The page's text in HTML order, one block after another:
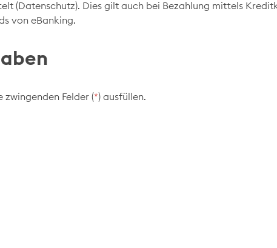
(Datenschutz). Dies gilt auch bei Bezahlung mittels
von eBanking.
zwingenden Felder (*) ausfüllen.